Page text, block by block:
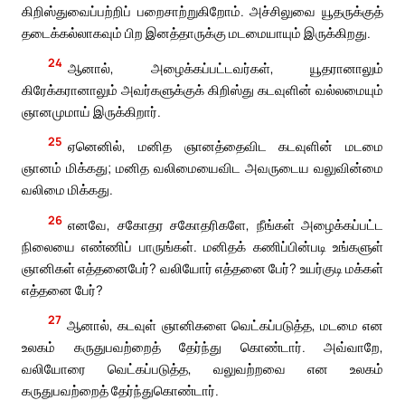
கிறிஸ்துவைப்பற்றிப் பறைசாற்றுகிறோம். அச்சிலுவை யூதருக்குத்
தடைக்கல்லாகவும் பிற இனத்தாருக்கு மடமையாயும் இருக்கிறது.
24 ஆனால், அழைக்கப்பட்டவர்கள், யூதரானாலும்
கிரேக்கரானாலும் அவர்களுக்குக் கிறிஸ்து கடவுளின் வல்லமையும்
ஞானமுமாய் இருக்கிறார்.
25 ஏனெனில், மனித ஞானத்தைவிட கடவுளின் மடமை
ஞானம் மிக்கது; மனித வலிமையைவிட அவருடைய வலுவின்மை
வலிமை மிக்கது.
26 எனவே, சகோதர சகோதரிகளே, நீங்கள் அழைக்கப்பட்ட
நிலையை எண்ணிப் பாருங்கள். மனிதக் கணிப்பின்படி உங்களுள்
ஞானிகள் எத்தனைபேர்? வலியோர் எத்தனை பேர்? உயர்குடி மக்கள்
எத்தனை பேர்?
27 ஆனால், கடவுள் ஞானிகளை வெட்கப்படுத்த, மடமை என
உலகம் கருதுபவற்றைத் தேர்ந்து கொண்டார். அவ்வாறே,
வலியோரை வெட்கப்படுத்த, வலுவற்றவை என உலகம்
கருதுபவற்றைத் தேர்ந்துகொண்டார்.